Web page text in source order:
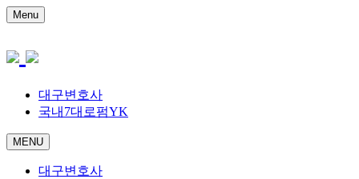
Menu
대구변호사
국내7대로펌YK
MENU
대구변호사